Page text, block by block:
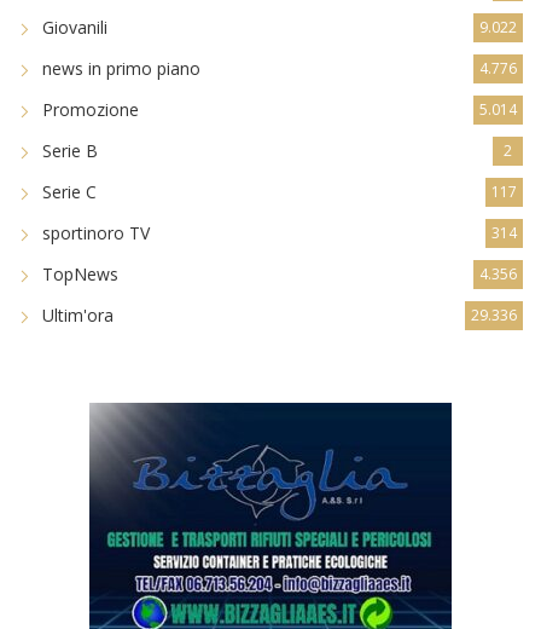
Giovanili 9.022
news in primo piano 4.776
Promozione 5.014
Serie B 2
Serie C 117
sportinoro TV 314
TopNews 4.356
Ultim'ora 29.336